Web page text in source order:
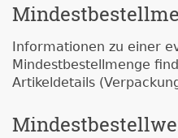
Informationen zu einer
Mindestbestellmenge
Artikeldetails